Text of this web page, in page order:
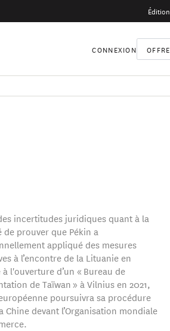
CONNEXION
incertitudes juridiques quant à la
de prouver que Pékin a
appliqué des mesures
à l’encontre de la Lituanie en
l'ouverture d’un « Bureau de
de Taïwan » à Vilnius en 2021,
poursuivra sa procédure
Chine devant l’Organisation mondiale